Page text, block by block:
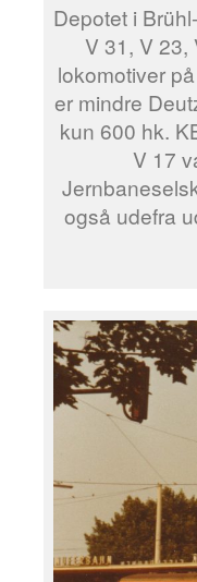
Depotet i
V 31, V 23,
lokomotiver
er mindre
kun 600 hk.
V 17
også udefra